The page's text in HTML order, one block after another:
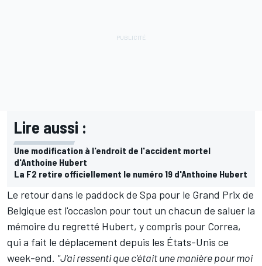
Lire aussi :
Une modification à l'endroit de l'accident mortel
d'Anthoine Hubert
La F2 retire officiellement le numéro 19 d'Anthoine Hubert
Le retour dans le paddock de Spa pour le Grand Prix de
Belgique est l'occasion pour tout un chacun de saluer la
mémoire du regretté Hubert, y compris pour Correa,
qui a fait le déplacement depuis les États-Unis ce
week-end. "J'ai ressenti que c'était une manière pour moi